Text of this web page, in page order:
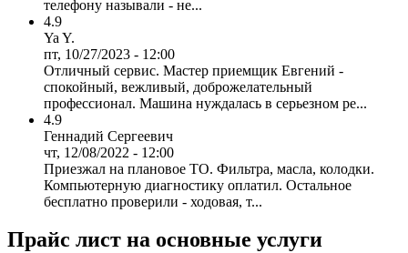
телефону называли - не...
4.9
Ya Y.
пт, 10/27/2023 - 12:00
Отличный сервис. Мастер приемщик Евгений -
спокойный, вежливый, доброжелательный
профессионал. Машина нуждалась в серьезном ре...
4.9
Геннадий Сергеевич
чт, 12/08/2022 - 12:00
Приезжал на плановое ТО. Фильтра, масла, колодки.
Компьютерную диагностику оплатил. Остальное
бесплатно проверили - ходовая, т...
Прайс лист на основные услуги